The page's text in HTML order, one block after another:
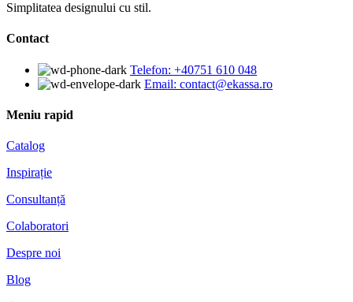
Simplitatea designului cu stil.
Contact
Telefon: +40751 610 048
Email: contact@ekassa.ro
Meniu rapid
Catalog
Inspirație
Consultanță
Colaboratori
Despre noi
Blog